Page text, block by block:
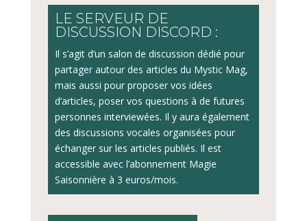
LE SERVEUR DE
DISCUSSION DISCORD :
Il s’agit d’un salon de discussion dédié pour
partager autour des articles du Mystic Mag,
mais aussi pour proposer vos idées
d’articles, poser vos questions à de futures
personnes interviewées. Il y aura également
des discussions vocales organisées pour
échanger sur les articles publiés. Il est
accessible avec l’abonnement Magie
Saisonnière à 3 euros/mois.